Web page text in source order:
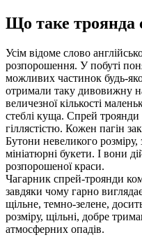
Що таке троянда
Усім відоме слово
розпорошення. У побуті
можливих частинок будь-
отримали таку дивовижну
величезної кількості
стеблі куща. Спрей
гіллястістю. Кожен пагін
Бутони невеликого розміру,
мініатюрні букети. І вони
розпорошеної краси.
Чагарник спрей-троянди
завдяки чому гарно
щільне, темно-зелене,
розміру, щільні, добре
атмосферних опадів.